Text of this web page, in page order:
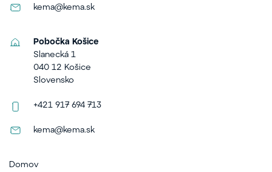
kema@kema.sk
Pobočka Košice
Slanecká 1
040 12 Košice
Slovensko
+421 917 694 713
kema@kema.sk
Domov